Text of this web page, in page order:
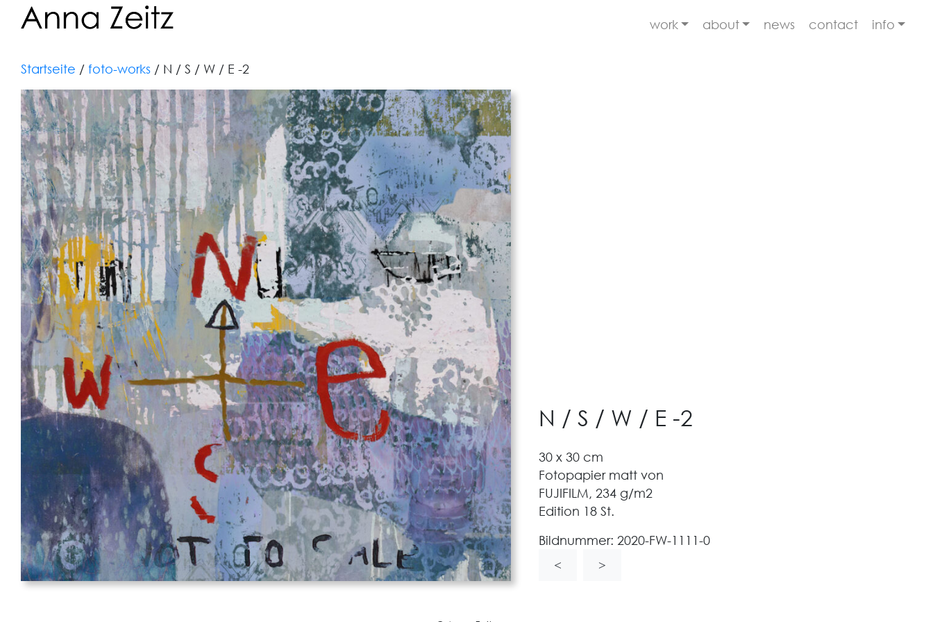
work about news contact info
Startseite / foto-works / N / S / W / E -2
N / S / W / E -2
30 x 30 cm
Fotopapier matt von
FUJIFILM, 234 g/m2
Edition 18 St.
Bildnummer: 2020-FW-1111-0
<
>